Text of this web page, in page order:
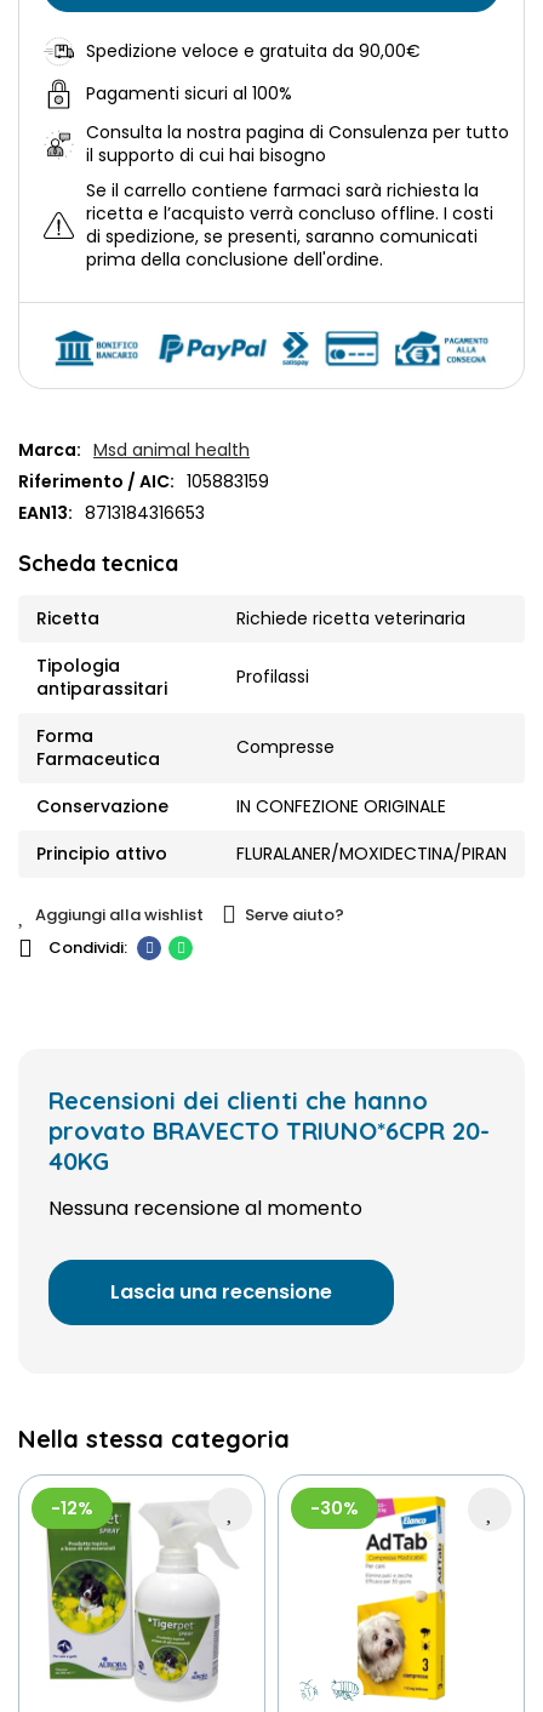
Marca: Msd animal health
Riferimento / AIC: 105883159
EAN13: 8713184316653
Scheda tecnica
Ricetta
Richiede ricetta veterinaria
Tipologia
antiparassitari
Profilassi
Forma
Farmaceutica
Compresse
Conservazione
IN CONFEZIONE ORIGINALE
Principio attivo
FLURALANER/MOXIDECTINA/PIRAN
Aggiungi alla wishlist Serve aiuto?
Spedizione veloce e gratuita da 90,00€
Pagamenti sicuri al 100%
Consulta la nostra pagina di Consulenza per tutto
il supporto di cui hai bisogno
Se il carrello contiene farmaci sarà richiesta la
ricetta e l’acquisto verrà concluso offline. I costi
di spedizione, se presenti, saranno comunicati
prima della conclusione dell'ordine.
Recensioni dei clienti che hanno
provato BRAVECTO TRIUNO*6CPR 20-
40KG
Nessuna recensione al momento
Lascia una recensione
Nella stessa categoria
-12% -30%